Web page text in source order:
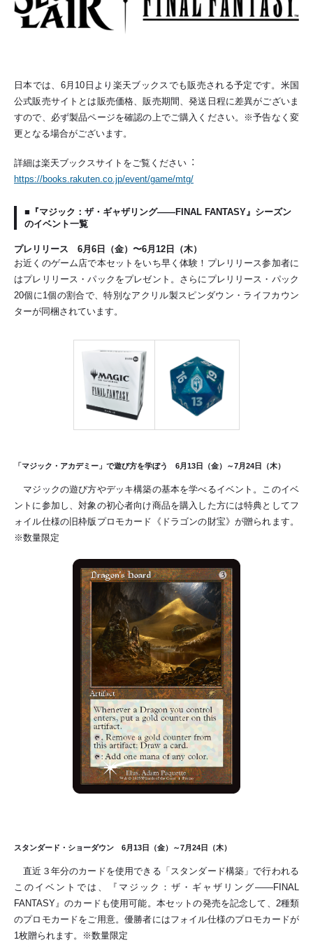
⽇本では、6⽉10⽇より楽天ブックスでも販売される予定です。⽶国
公式販売サイトとは販売価格、販売期間、発送⽇程に差異がございま
すので、必ず製品ページを確認の上でご購⼊ください。※予告なく変
更となる場合がございます。
詳細は楽天ブックスサイトをご覧ください︓
https://books.rakuten.co.jp/event/game/mtg/
■『マジック：ザ・ギャザリング——FINAL FANTASY』シーズン
のイベント一覧
プレリリース 6月6日（金）〜6月12日（木）
お近くのゲーム店で本セットをいち早く体験！プレリリース参加者に
はプレリリース・パックをプレゼント。さらにプレリリース・パック
20個に1個の割合で、特別なアクリル製スピンダウン・ライフカウン
ターが同梱されています。
「マジック・アカデミー」で遊び方を学ぼう 6月13日（金）～7月24日（木）
マジックの遊び方やデッキ構築の基本を学べるイベント。このイベ
ントに参加し、対象の初心者向け商品を購入した方には特典としてフ
ォイル仕様の旧枠版プロモカード《ドラゴンの財宝》が贈られます。
※数量限定
スタンダード・ショーダウン 6月13日（金）～7月24日（木）
直近３年分のカードを使用できる「スタンダード構築」で行われる
このイベントでは、『マジック：ザ・ギャザリング――FINAL
FANTASY』のカードも使用可能。本セットの発売を記念して、2種類
のプロモカードをご用意。優勝者にはフォイル仕様のプロモカードが
1枚贈られます。※数量限定